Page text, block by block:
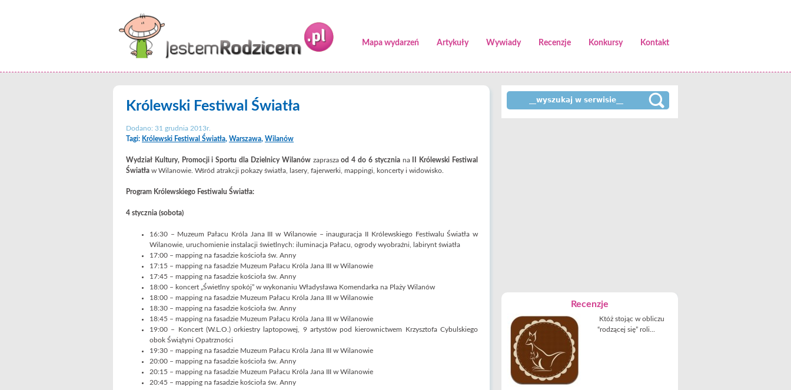
Mapa wydarzeń Artykuły Wywiady Recenzje Konkursy Kontakt
Królewski Festiwal Światła
Dodano: 31 grudnia 2013r.
Tagi: Królewski Festiwal Światła, Warszawa, Wilanów
Wydział Kultury, Promocji i Sportu dla Dzielnicy Wilanówzapraszaod 4 do 6 styczniana
II Królewski Festiwal
Światła w Wilanowie. Wśród atrakcji pokazy światła, lasery, fajerwerki, mappingi, koncerty i widowisko.
Program Królewskiego Festiwalu Światła:
4 stycznia (sobota)
16:30 – Muzeum Pałacu Króla Jana III w Wilanowie – inauguracja II Królewskiego Festiwalu Światła w
Wilanowie, uruchomienie instalacji świetlnych: iluminacja Pałacu, ogrody wyobraźni, labirynt światła
17:00 – mapping na fasadzie kościoła św. Anny
17:15 – mapping na fasadzie Muzeum Pałacu Króla Jana III w Wilanowie
17:45 – mapping na fasadzie kościoła św. Anny
18:00 – koncert „Świetlny spokój” w wykonaniu Władysława Komendarka na Plaży Wilanów
18:00 – mapping na fasadzie Muzeum Pałacu Króla Jana III w Wilanowie
18:30 – mapping na fasadzie kościoła św. Anny
18:45 – mapping na fasadzie Muzeum Pałacu Króla Jana III w Wilanowie
19:00 – Koncert (W.L.O.) orkiestry laptopowej, 9 artystów pod kierownictwem Krzysztofa Cybulskiego
obok Świątyni Opatrzności
19:30 – mapping na fasadzie Muzeum Pałacu Króla Jana III w Wilanowie
20:00 – mapping na fasadzie kościoła św. Anny
20:15 – mapping na fasadzie Muzeum Pałacu Króla Jana III w Wilanowie
20:45 – mapping na fasadzie kościoła św. Anny
Recenzje
Któż stojąc w obliczu
“rodzącej się” roli...